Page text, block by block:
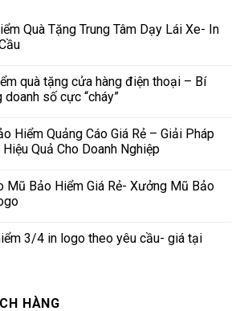
Quà Tặng Trung Tâm Dạy Lái Xe- In
quà tặng cửa hàng điện thoại – Bí
doanh số cực “cháy”
Hiểm Quảng Cáo Giá Rẻ – Giải Pháp
Quả Cho Doanh Nghiệp
Mũ Bảo Hiểm Giá Rẻ- Xưởng Mũ Bảo
3/4 in logo theo yêu cầu- giá tại
HÀNG